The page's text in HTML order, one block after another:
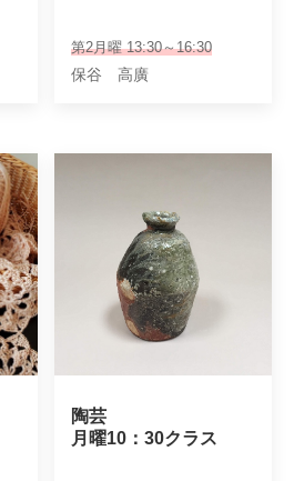
第2月曜 13:30～16:30
保谷 高廣
陶芸
月曜10：30クラス